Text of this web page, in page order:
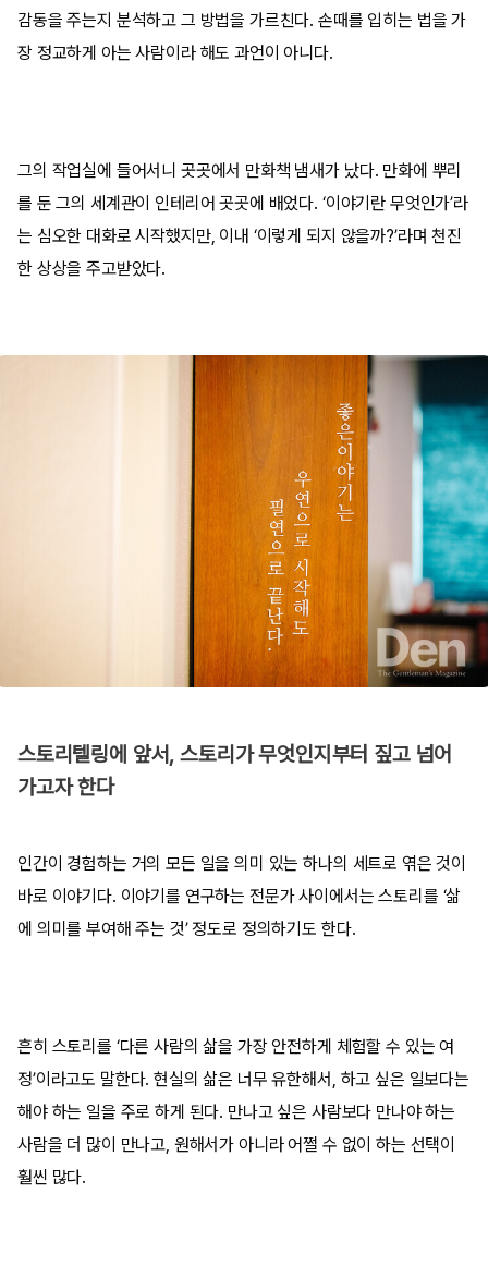
감동을 주는지 분석하고 그 방법을 가르친다. 손때를 입히는 법을 가
장 정교하게 아는 사람이라 해도 과언이 아니다.
그의 작업실에 들어서니 곳곳에서 만화책 냄새가 났다. 만화에 뿌리
를 둔 그의 세계관이 인테리어 곳곳에 배었다. ‘이야기란 무엇인가’라
는 심오한 대화로 시작했지만, 이내 ‘이렇게 되지 않을까?’라며 천진
한 상상을 주고받았다.
스토리텔링에 앞서, 스토리가 무엇인지부터 짚고 넘어
가고자 한다
인간이 경험하는 거의 모든 일을 의미 있는 하나의 세트로 엮은 것이
바로 이야기다. 이야기를 연구하는 전문가 사이에서는 스토리를 ‘삶
에 의미를 부여해 주는 것’ 정도로 정의하기도 한다.
흔히 스토리를 ‘다른 사람의 삶을 가장 안전하게 체험할 수 있는 여
정’이라고도 말한다. 현실의 삶은 너무 유한해서, 하고 싶은 일보다는
해야 하는 일을 주로 하게 된다. 만나고 싶은 사람보다 만나야 하는
사람을 더 많이 만나고, 원해서가 아니라 어쩔 수 없이 하는 선택이
훨씬 많다.